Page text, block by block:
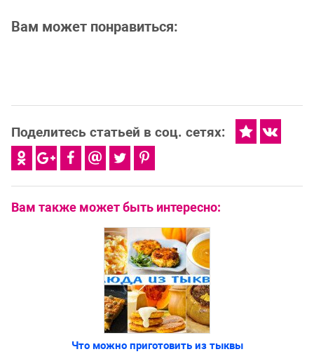
Вам может понравиться:
Поделитесь статьей в соц. сетях:
Вам также может быть интересно:
Что можно приготовить из тыквы